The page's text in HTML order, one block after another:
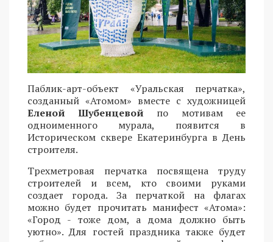
Паблик-арт-объект «Уральская перчатка»,
созданный «Атомом» вместе с художницей
Еленой Шубенцевой по мотивам ее
одноименного мурала, появится в
Историческом сквере Екатеринбурга в День
строителя.
Трехметровая перчатка посвящена труду
строителей и всем, кто своими руками
создает города. За перчаткой на флагах
можно будет прочитать манифест «Атома»:
«Город - тоже дом, а дома должно быть
уютно». Для гостей праздника также будет